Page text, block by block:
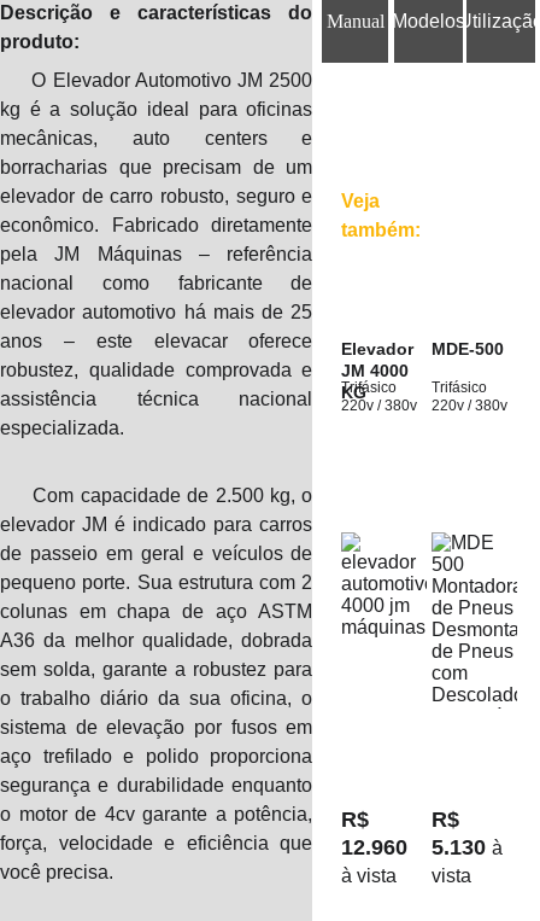
Manual
Descrição e características do
produto:
O Elevador Automotivo JM 2500
kg é a solução ideal para oficinas
mecânicas, auto centers e
borracharias que precisam de um
elevador de carro robusto, seguro e
econômico. Fabricado diretamente
pela JM Máquinas – referência
nacional como fabricante de
elevador automotivo há mais de 25
anos – este elevacar oferece
robustez, qualidade comprovada e
assistência técnica nacional
especializada.
Com capacidade de 2.500 kg, o
elevador JM é indicado para carros
de passeio em geral e veículos de
pequeno porte. Sua estrutura com 2
colunas em chapa de aço ASTM
A36 da melhor qualidade, dobrada
sem solda, garante a robustez para
o trabalho diário da sua oficina, o
sistema de elevação por fusos em
aço trefilado e polido proporciona
segurança e durabilidade enquanto
o motor de 4cv garante a potência,
força, velocidade e eficiência que
você precisa.
Modelos
Veja
também:
Trifásico
220v / 380v
Elevador
JM 4000
KG
R$
12.960
à vista
MDE-500
Trifásico
220v / 380v
R$
5.130 à
vista